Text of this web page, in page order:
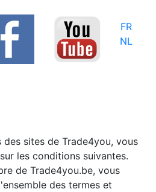
FR
NL
des sites de Trade4you, vous
les conditions suivantes.
de Trade4you.be, vous
des termes et